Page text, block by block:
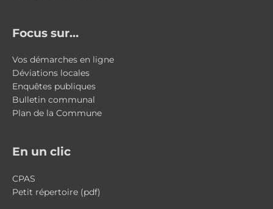
Focus sur…
Vos démarches en ligne
Déviations locales
Enquêtes publiques
Bulletin communal
Plan de la Commune
En un clic
CPAS
Petit répertoire (pdf)